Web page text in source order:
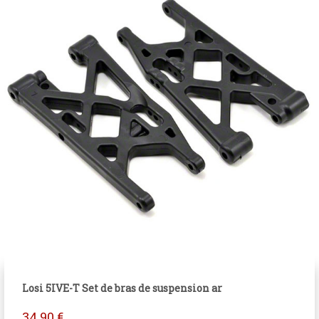
Losi 5IVE-T Set de bras de suspension ar